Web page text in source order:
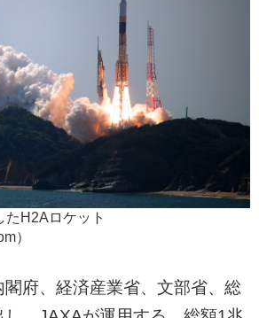
H2Aロケット
）
府、経済産業省、文部省、総